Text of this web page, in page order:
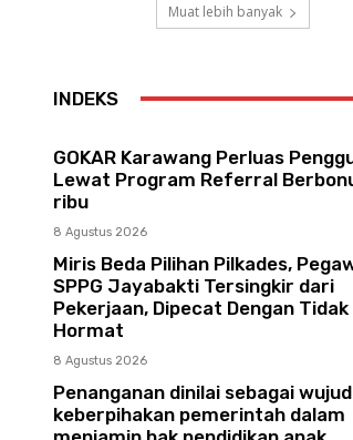
Muat lebih banyak
INDEKS
GOKAR Karawang Perluas
Lewat Program Referral
ribu
8 Agustus 2026
Miris Beda Pilihan Pilkades,
SPPG Jayabakti Tersingkir dari
Pekerjaan, Dipecat Dengan Tidak
Hormat
8 Agustus 2026
Penanganan dinilai sebagai wujud
keberpihakan pemerintah dalam